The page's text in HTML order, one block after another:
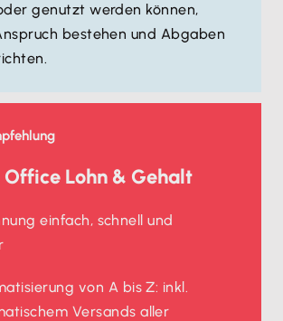
genutzt werden können,
bestehen und Abgaben
Lohn & Gehalt
einfach, schnell und
von A bis Z: inkl.
Versands aller